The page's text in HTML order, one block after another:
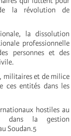
la révolution de
la dissolution
professionnelle
personnes et des
militaires et de milice
ces entités dans les
hostiles au
dans la gestion
Soudan.5